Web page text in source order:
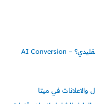
لماذا يفشل تحسين معدل التحويل (CRO) التقليدي؟ – AI Conversion
في ميتا